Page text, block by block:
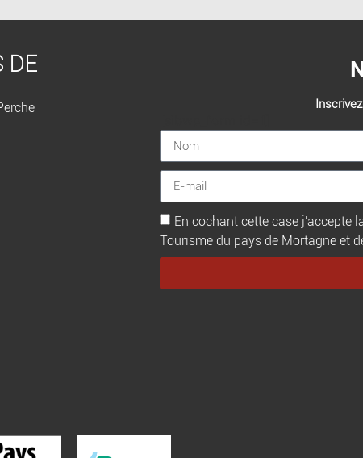
DE
En cochant cette case j'accepte
Tourisme du pays de Mortagne et